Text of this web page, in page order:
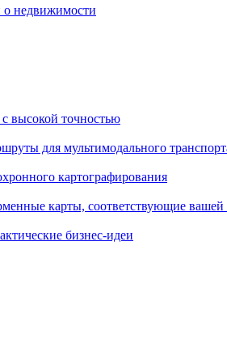
недвижимости
высокой точностью
для мультимодального
картографирования
карты, соответствующие
бизнес-идеи